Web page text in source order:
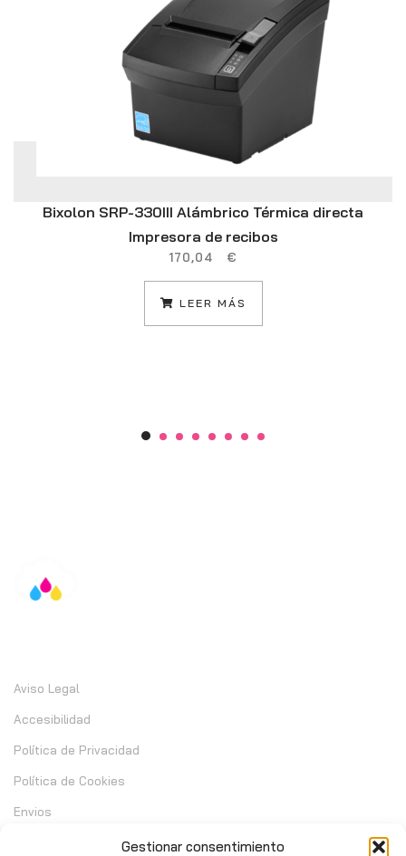
Gestionar consentimiento
Bixolon SRP-330III Alámbrico Térmica directa
Impresora de recibos
170,04 €
LEER MÁS
Aviso Legal
Accesibilidad
Política de Privacidad
Política de Cookies
Envios